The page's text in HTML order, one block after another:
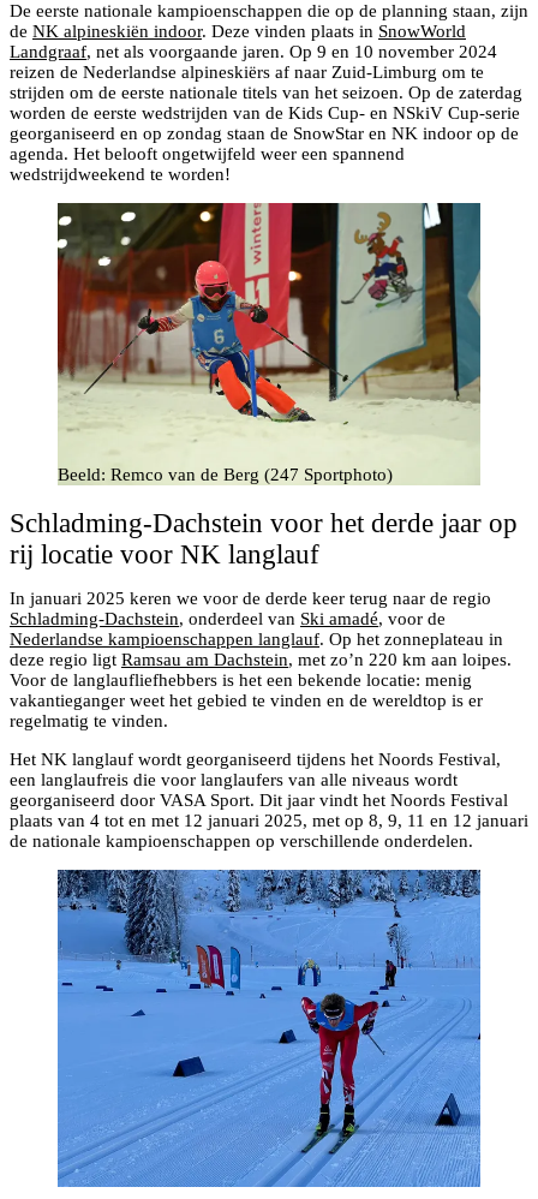
De eerste nationale kampioenschappen die op de planning staan, zijn
de NK alpineskiën indoor. Deze vinden plaats in SnowWorld
Landgraaf, net als voorgaande jaren. Op 9 en 10 november 2024
reizen de Nederlandse alpineskiërs af naar Zuid-Limburg om te
strijden om de eerste nationale titels van het seizoen. Op de zaterdag
worden de eerste wedstrijden van de Kids Cup- en NSkiV Cup-serie
georganiseerd en op zondag staan de SnowStar en NK indoor op de
agenda. Het belooft ongetwijfeld weer een spannend
wedstrijdweekend te worden!
Beeld: Remco van de Berg (247 Sportphoto)
Schladming-Dachstein voor het derde jaar op
rij locatie voor NK langlauf
In januari 2025 keren we voor de derde keer terug naar de regio
Schladming-Dachstein, onderdeel van Ski amadé, voor de
Nederlandse kampioenschappen langlauf. Op het zonneplateau in
deze regio ligt Ramsau am Dachstein, met zo’n 220 km aan loipes.
Voor de langlaufliefhebbers is het een bekende locatie: menig
vakantieganger weet het gebied te vinden en de wereldtop is er
regelmatig te vinden.
Het NK langlauf wordt georganiseerd tijdens het Noords Festival,
een langlaufreis die voor langlaufers van alle niveaus wordt
georganiseerd door VASA Sport. Dit jaar vindt het Noords Festival
plaats van 4 tot en met 12 januari 2025, met op 8, 9, 11 en 12 januari
de nationale kampioenschappen op verschillende onderdelen.